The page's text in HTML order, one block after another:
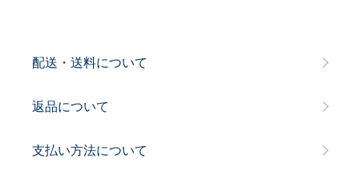
配送・送料について
返品について
支払い方法について